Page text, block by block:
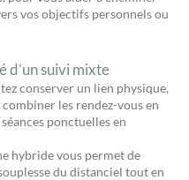
vos objectifs personnels ou
d’un suivi mixte
conserver un lien physique,
les rendez-vous en
ponctuelles en
hybride vous permet de
du distanciel tout en